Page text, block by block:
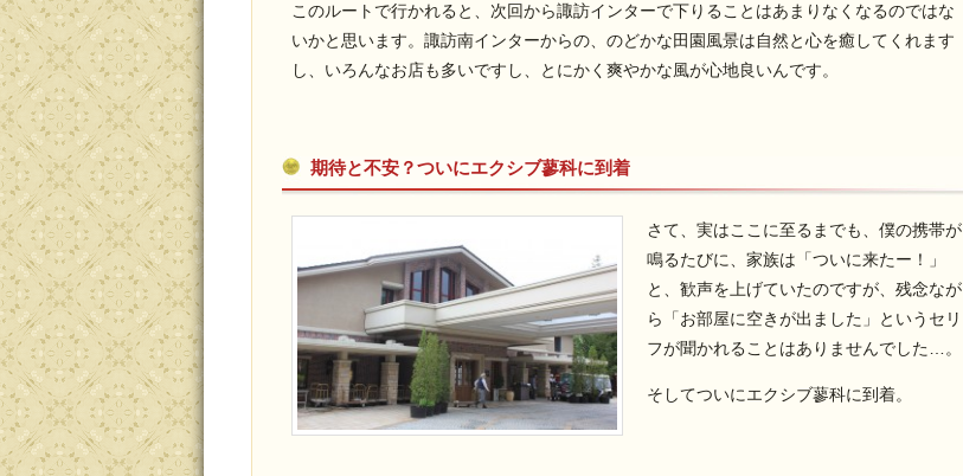
このルートで行かれると、次回から諏訪インターで下りることはあまりなくなるのではな
いかと思います。諏訪南インターからの、のどかな田園風景は自然と心を癒してくれます
し、いろんなお店も多いですし、とにかく爽やかな風が心地良いんです。
期待と不安？ついにエクシブ蓼科に到着
さて、実はここに至るまでも、僕の携帯が
鳴るたびに、家族は「ついに来たー！」
と、歓声を上げていたのですが、残念なが
ら「お部屋に空きが出ました」というセリ
フが聞かれることはありませんでした…。
そしてついにエクシブ蓼科に到着。